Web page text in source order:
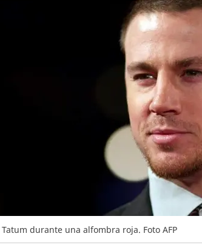
durante una alfombra roja. Foto AFP